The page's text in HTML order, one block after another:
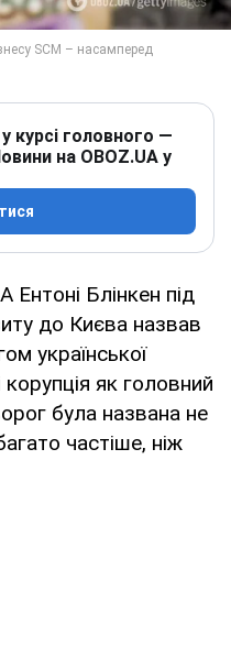
курсі головного —
на OBOZ.UA у
Блінкен під
до Києва назвав
української
як головний
була названа не
частіше, ніж